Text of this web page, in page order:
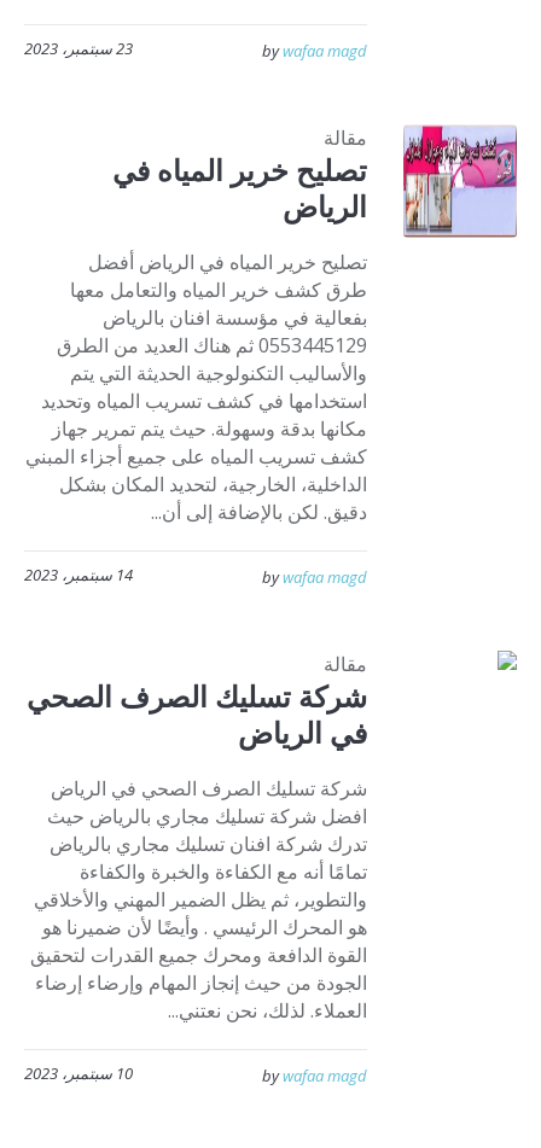
23 سبتمبر، 2023 bywafaa magd
مقالة
تصليح خرير المياه في
الرياض
تصليح خرير المياه في الرياض أفضل
طرق كشف خرير المياه والتعامل معها
بفعالية في مؤسسة افنان بالرياض
0553445129 ثم هناك العديد من الطرق
والأساليب التكنولوجية الحديثة التي يتم
استخدامها في كشف تسريب المياه وتحديد
مكانها بدقة وسهولة. حيث يتم تمرير جهاز
كشف تسريب المياه على جميع أجزاء المبني
الداخلية، الخارجية، لتحديد المكان بشكل
دقيق. لكن بالإضافة إلى أن...
14 سبتمبر، 2023 bywafaa magd
مقالة
شركة تسليك الصرف الصحي
في الرياض
شركة تسليك الصرف الصحي في الرياض
افضل شركة تسليك مجاري بالرياض حيث
تدرك شركة افنان تسليك مجاري بالرياض
تمامًا أنه مع الكفاءة والخبرة والكفاءة
والتطوير، ثم يظل الضمير المهني والأخلاقي
هو المحرك الرئيسي . وأيضًا لأن ضميرنا هو
القوة الدافعة ومحرك جميع القدرات لتحقيق
الجودة من حيث إنجاز المهام وإرضاء إرضاء
العملاء. لذلك، نحن نعتني...
10 سبتمبر، 2023 bywafaa magd